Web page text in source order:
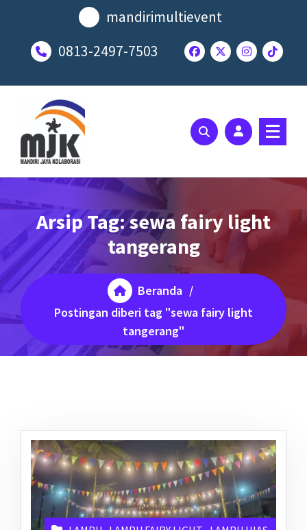
mandirimultievent
0813-2497-7503
Arsip Tag: sewa fairy light
tangerang
Beranda /
Postingan diberi tag "sewa fairy light
tangerang"